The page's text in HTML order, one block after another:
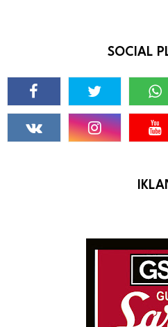
SOCIAL